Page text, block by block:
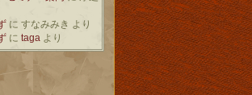
に すなみみき より
に taga より